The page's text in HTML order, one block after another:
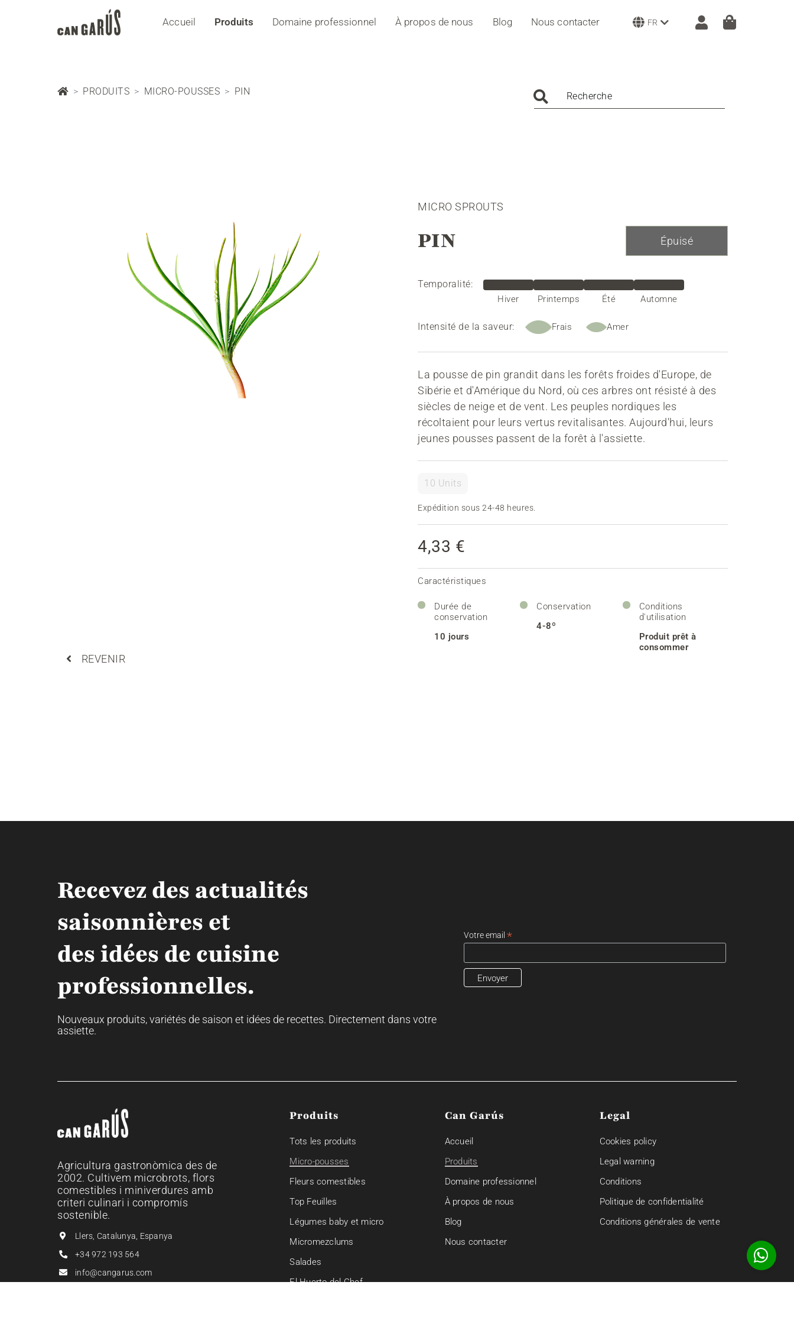
Accueil Produits Domaine professionnel À propos de nous Blog Nous contacter FR
PRODUITS MICRO-POUSSES PIN Recherche
MICRO SPROUTS
PIN Épuisé
Temporalité:
Hiver Printemps Été Automne
Intensité de la saveur: Frais Amer
La pousse de pin grandit dans les forêts froides d'Europe, de
Sibérie et d'Amérique du Nord, où ces arbres ont résisté à des
siècles de neige et de vent. Les peuples nordiques les
récoltaient pour leurs vertus revitalisantes. Aujourd'hui, leurs
jeunes pousses passent de la forêt à l'assiette.
10 Units
Expédition sous 24-48 heures.
4,33 €
Caractéristiques
Durée de
conservation
10 jours
Conservation
4-8º
Conditions
d'utilisation
Produit prêt à
consommer
REVENIR
Recevez des actualités
saisonnières et
des idées de cuisine
professionnelles.
Nouveaux produits, variétés de saison et idées de recettes. Directement dans votre
assiette.
Votre email*
Agricultura gastronòmica des de
2002. Cultivem microbrots, flors
comestibles i miniverdures amb
criteri culinari i compromís
sostenible.
Llers, Catalunya, Espanya
+34 972 193 564
info@cangarus.com
Produits
Tots les produits
Micro-pousses
Fleurs comestibles
Top Feuilles
Légumes baby et micro
Micromezclums
Salades
El Huerto del Chef
Can Garús
Accueil
Produits
Domaine professionnel
À propos de nous
Blog
Nous contacter
Legal
Cookies policy
Legal warning
Conditions
Politique de confidentialité
Conditions générales de vente